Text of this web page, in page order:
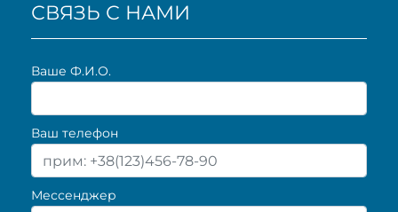
СВЯЗЬ С НАМИ
Ваше Ф.И.О.
Ваш телефон
Мессенджер